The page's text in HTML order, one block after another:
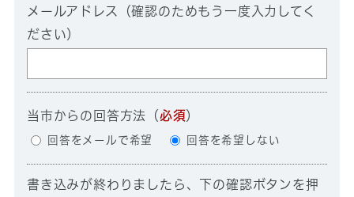
メールアドレス（確認のためもう一度入力してく
ださい）
当市からの回答方法 （必須）
回答をメールで希望 回答を希望しない
書き込みが終わりましたら、下の確認ボタンを押